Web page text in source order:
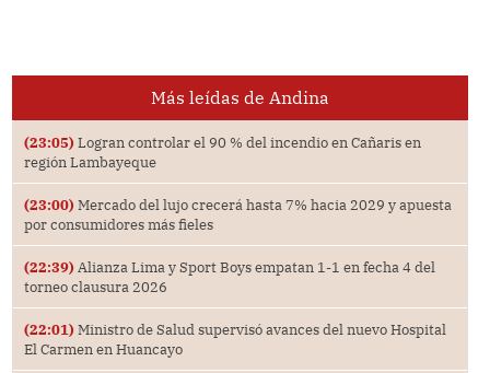
Más leídas de Andina
(23:05) Logran controlar el 90 % del incendio en Cañaris en
región Lambayeque
(23:00) Mercado del lujo crecerá hasta 7% hacia 2029 y apuesta
por consumidores más fieles
(22:39) Alianza Lima y Sport Boys empatan 1-1 en fecha 4 del
torneo clausura 2026
(22:01) Ministro de Salud supervisó avances del nuevo Hospital
El Carmen en Huancayo